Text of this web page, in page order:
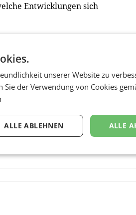
Entwicklungen sich
den Keyword Rankings, deren
wird. Die SEO Visibility
die Suchergebnisse etwa durch
Positionen sehr volatil. Es
hat, ist schnell erklärt: „Wir
SEO-MitarbeiterInnen“,
unserer Website zu
der Verwendung von Cookies
ALLE
ALLE ABLEHNEN